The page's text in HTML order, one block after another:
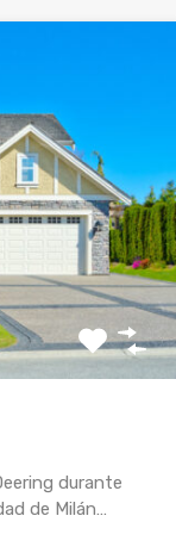
durante
de Milán…